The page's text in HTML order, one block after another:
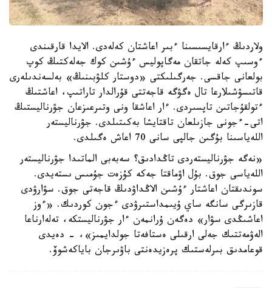
ولاردىڭ ءارقايسىسىنا ءبىر اعاشتان كەلەدى. الايدا قارقىندى
ءوسىپ كەلە جاتقان مەگاپوليس ءۇشىن كوك جەلەكتىڭ كوپ
بولعانى جاقسى. جەرگىلىكتى «دوستار كلۋبىنىڭ» بەلسەندىلەرى
قاتىسۋشىلارعا تال ەگۋگە قاجەتتى قۇرالدار تاراتىپ، اعاشتىڭ
ءتولقۇجاتىن تاپسىردى. ءار اعاشقا ونى وتىرعىزعان جۋرناليستىڭ
اتى-ءجونى جازىلعان تاقتايشا بەكىتىلدى. جۋرناليستەر
اللەياسىنا بۇگىن جالپى سانى 70 اعاش ەگىلدى.
«نەگە جۋرناليستەردى تاڭدادىق؟ سەبەبى الماتىدا جۋرناليستەر
اللەياسى جوق. بۇل اۋماقتا جەكە كۇزەت جۇمىس ىستەيدى.
سوندىقتان اعاشتار ءۇشىن الاڭداۋدىڭ قاجەتى جوق. سۋارۋدى
قازىرگى سانگە ساي ۇيىمداستىرۋدى ءجون كوردىك. «ءوز
اعاشىڭدى سۋار» دەگەن ۇرانمەن ءار جۋرناليستكە، تەلەارناعا
الەۋمەتتىك جەلى ارقىلى ەستافەتا جولدايمىز»، - دەيدى
قوعامدىق بىرلەستىك پرەزيدەنتى باۋىرجان باياكەشوۆ.